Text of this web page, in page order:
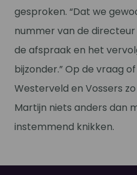
gesproken. “Dat we
nummer van de
de afspraak en het
bijzonder.” Op de vraag
Westerveld en Vossers
Martijn niets anders dan
instemmend knikken.